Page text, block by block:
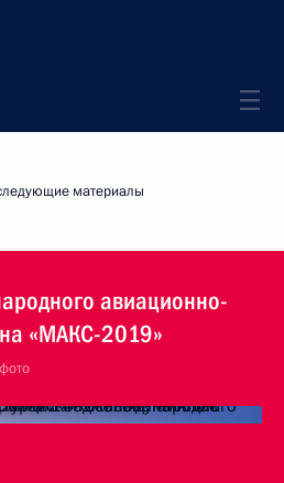
материалы
авиационно-
«МАКС-2019»